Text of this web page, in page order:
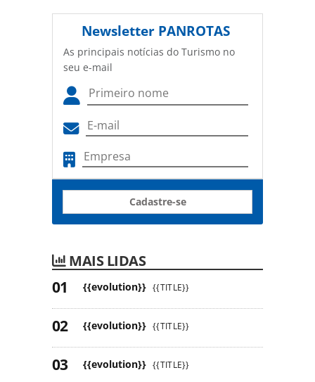
Newsletter PANROTAS
As principais notícias do Turismo no
seu e-mail
Cadastre-se
MAIS LIDAS
{{evolution}} {{TITLE}}
{{evolution}} {{TITLE}}
{{evolution}} {{TITLE}}